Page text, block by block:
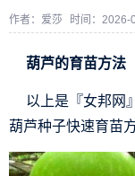
作者：爱莎 时间：2026-
葫芦的育苗方法
以上是『女邦网
葫芦种子快速育苗